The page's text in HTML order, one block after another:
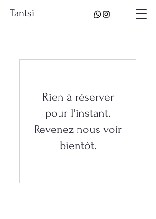
Tantsi
Rien à réserver
pour l'instant.
Revenez nous voir
bientôt.